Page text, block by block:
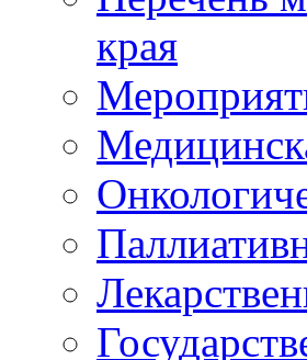
края